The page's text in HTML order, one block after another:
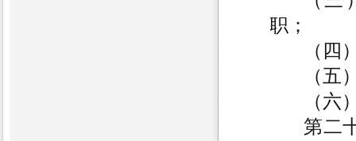
职；
（四
（五
（六
第二